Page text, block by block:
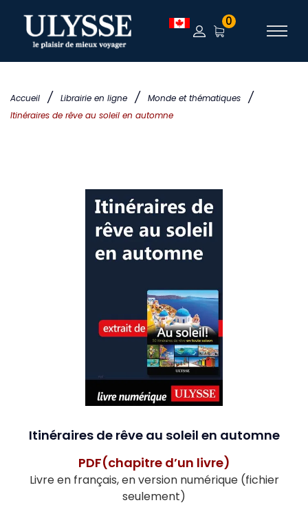
Accueil / Librairie en ligne / Monde et thématiques /
Itinéraires de rêve au soleil en automne
0
Itinéraires de rêve au soleil en automne
PDF(chapitre d’un livre)
Livre en français, en version numérique (fichier
seulement)